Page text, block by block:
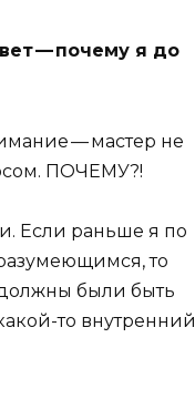
— почему я до
— мастер не
ПОЧЕМУ?!
Если раньше я по
то
должны были быть
то внутренний